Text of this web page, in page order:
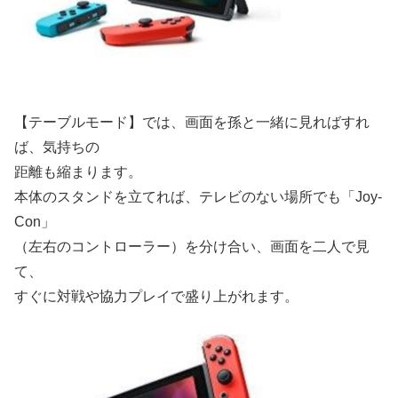
【テーブルモード】では、画面を孫と一緒に見ればすれ
ば、気持ちの
距離も縮まります。
本体のスタンドを立てれば、テレビのない場所でも「Joy-
Con」
（左右のコントローラー）を分け合い、画面を二人で見
て、
すぐに対戦や協力プレイで盛り上がれます。